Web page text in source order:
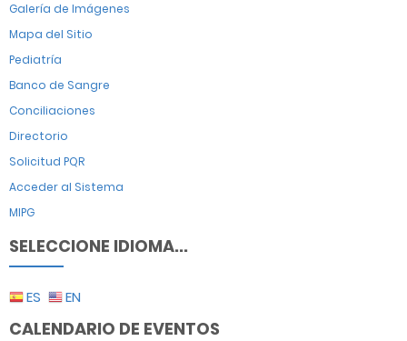
Galería de Imágenes
Mapa del Sitio
Pediatría
Banco de Sangre
Conciliaciones
Directorio
Solicitud PQR
Acceder al Sistema
MIPG
SELECCIONE IDIOMA...
ES EN
CALENDARIO DE EVENTOS